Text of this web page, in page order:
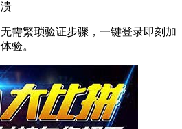
繁琐验证步骤，一键登录即刻加
验。